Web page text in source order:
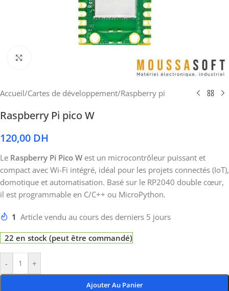
Accueil/Cartes de développement/Raspberry pi
Raspberry Pi pico W
120,00 DH
Le Raspberry Pi Pico W est un microcontrôleur puissant et
compact avec Wi-Fi intégré, idéal pour les projets connectés (IoT),
domotique et automatisation. Basé sur le RP2040 double cœur,
il est programmable en C/C++ ou MicroPython.
1 Article vendu au cours des derniers 5 jours
22 en stock (peut être commandé)
- +
Ajouter Au Panier